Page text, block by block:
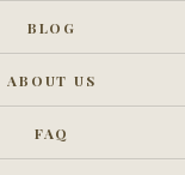
BLOG
ABOUT US
FAQ